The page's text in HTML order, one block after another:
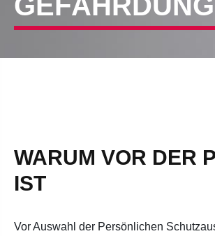
WARUM VOR DER
IST
Vor Auswahl der Persönlichen